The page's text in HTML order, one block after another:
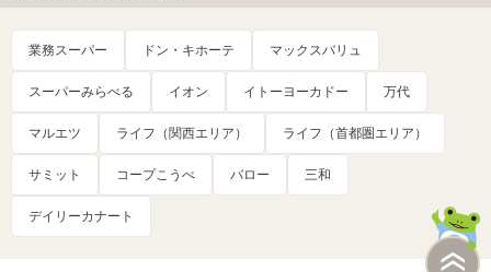
業務スーパー ドン・キホーテ マックスバリュ
スーパーみらべる イオン イトーヨーカドー 万代
マルエツ ライフ（関西エリア） ライフ（首都圏エリア）
サミット コープこうべ バロー 三和
デイリーカナート